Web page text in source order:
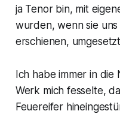
ja Tenor bin, mit
wurden, wenn sie uns
erschienen,
Ich habe immer in
Werk mich fesselte,
Feuereifer